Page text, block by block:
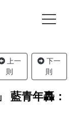
上一
則
下一
則
藍青年轟：